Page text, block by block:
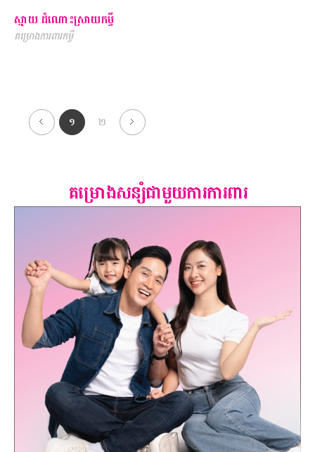
ស្មាយ ដំណោះស្រាយកម្ចី
គម្រោងការពារកម្ចី
១ ២
គម្រោងសន្សំជាមួយការការពារ